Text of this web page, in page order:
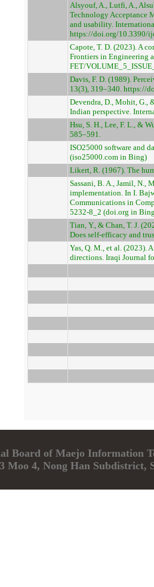
Alsyouf, A., Lutfi, A.,
Technology Acceptance
and usability.
https://doi.org/10.3390/
Capote, T. D. (2023). A
Frontiers in Engineering
FET/
Davis, F. D. (1989).
13(3), 319–340. https://
Devendra, D., Mohit, G.,
Indian perspective.
Hsu, S. H., Lee, F. L., &
585–591.
ISO25000 software and
(iso25000.com in Bing)
Likert, R. (1967). The
Sassani, B. A., Jamil, N.,
implementation. In I.
Communications in
5232-8_2 (doi.org in
Tian, Y., & Chan, T. J.
Does self-efficacy and
Yas, Q. M., et al. (2023).
directions. Iraqi Journal
Board of Maejo Information
Moo 4, Nong Han